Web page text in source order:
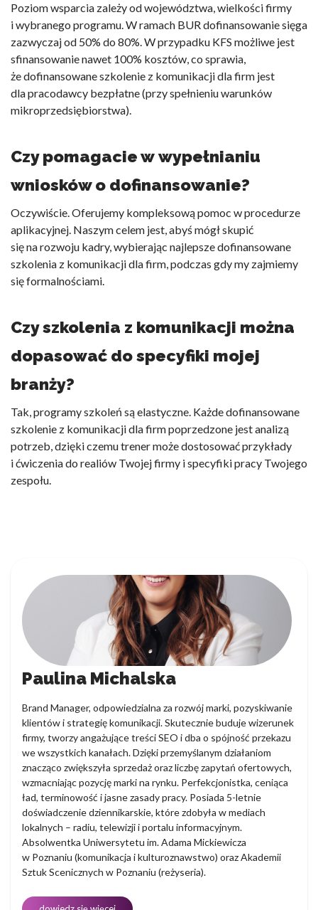
Poziom wsparcia zależy od województwa, wielkości firmy
i wybranego programu. W ramach BUR dofinansowanie sięga
zazwyczaj od 50% do 80%. W przypadku KFS możliwe jest
sfinansowanie nawet 100% kosztów, co sprawia,
żedofinansowane szkolenie z komunikacji dla firm jest
dla pracodawcy bezpłatne (przy spełnieniu warunków
mikroprzedsiębiorstwa).
Czy pomagacie w wypełnianiu
wniosków o dofinansowanie?
Oczywiście. Oferujemy kompleksową pomoc w procedurze
aplikacyjnej. Naszym celem jest, abyś mógł skupić
się na rozwoju kadry, wybierając najlepszedofinansowane
szkolenia z komunikacji dla firm, podczas gdy my zajmiemy
się formalnościami.
Czy szkolenia z komunikacji można
dopasować do specyfiki mojej
branży?
Tak, programy szkoleń są elastyczne. Każdedofinansowane
szkolenie z komunikacji dla firmpoprzedzone jest analizą
potrzeb, dzięki czemu trener może dostosować przykłady
i ćwiczenia do realiów Twojej firmy i specyfiki pracy Twojego
zespołu.
Paulina Michalska
Brand Manager, odpowiedzialna za rozwój marki, pozyskiwanie
klientów i strategię komunikacji. Skutecznie buduje wizerunek
firmy, tworzy angażujące treści SEO i dba o spójność przekazu
we wszystkich kanałach. Dzięki przemyślanym działaniom
znacząco zwiększyła sprzedaż oraz liczbę zapytań ofertowych,
wzmacniając pozycję marki na rynku. Perfekcjonistka, ceniąca
ład, terminowość i jasne zasady pracy. Posiada 5-letnie
doświadczenie dziennikarskie, które zdobyła w mediach
lokalnych – radiu, telewizji i portalu informacyjnym.
Absolwentka Uniwersytetu im. Adama Mickiewicza
w Poznaniu (komunikacja i kulturoznawstwo) oraz Akademii
Sztuk Scenicznych w Poznaniu (reżyseria).